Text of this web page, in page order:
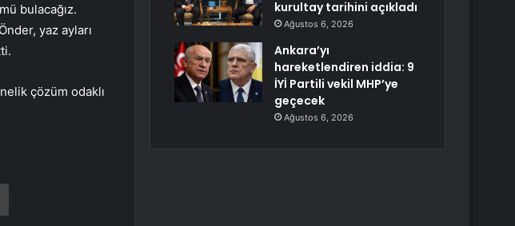
bulacağız.
yaz ayları
çözüm odaklı
Yazdır
kurultay tarihini açıkladı
Ağustos 6, 2026
Ankara’yı
hareketlendiren iddia: 9
İYİ Partili vekil MHP’ye
geçecek
Ağustos 6, 2026